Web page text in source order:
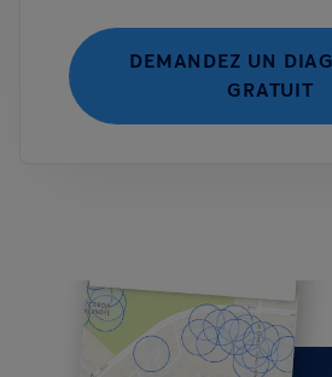
DEMANDEZ UN
GRATUIT